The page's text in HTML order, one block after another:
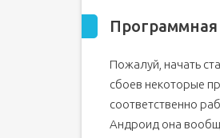
Не «контачит»!
Полезные видео
Вопрос-ответ
Выводы
Пожалуй, начать
сбоев некоторые
соответственно
Андроид она